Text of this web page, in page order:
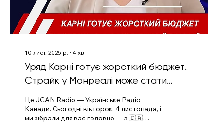
10 лист. 2025 р. ∙ 4 хв
Уряд Карні готує жорсткий бюджет.
Страйк у Монреалі може стати
трудового закону Квебеку
Це UCAN Radio — Українське Радіо
Канади. Сьогодні вівторок, 4 листопада, і
ми зібрали для вас головне — з 🇨🇦